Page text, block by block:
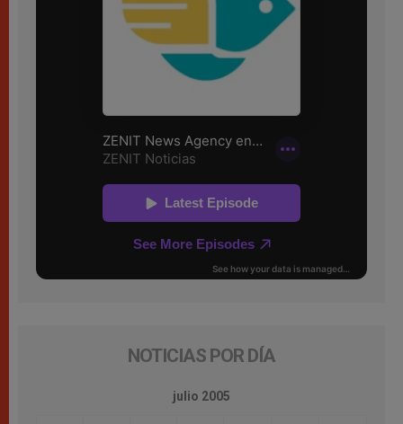
NOTICIAS POR DÍA
julio 2005